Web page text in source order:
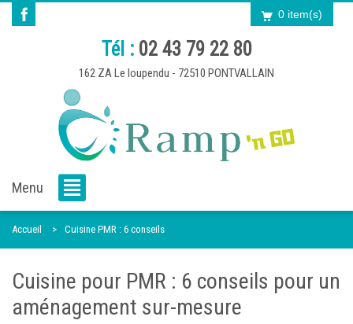
0 item(s)
Tél : 02 43 79 22 80
162 ZA Le loupendu - 72510 PONTVALLAIN
Menu
Accueil Cuisine PMR : 6 conseils
Cuisine pour PMR : 6 conseils pour un
aménagement sur-mesure